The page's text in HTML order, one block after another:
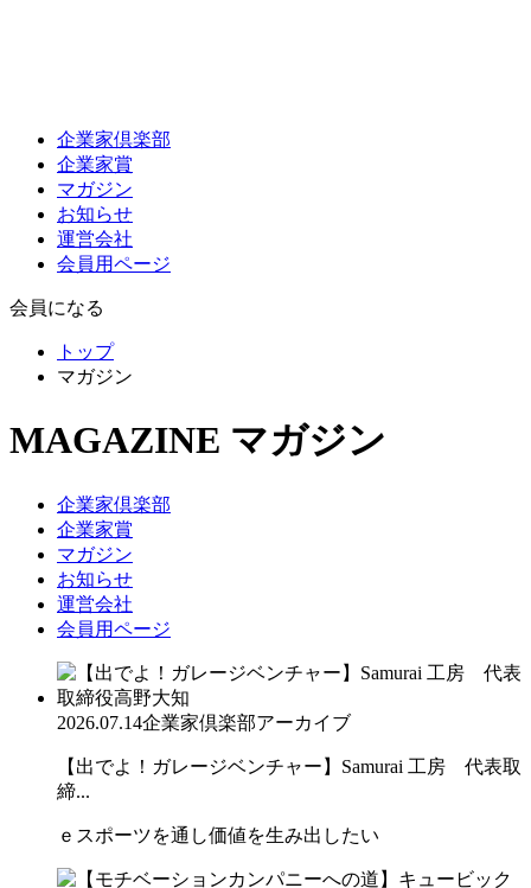
企業家倶楽部
企業家賞
マガジン
お知らせ
運営会社
会員用ページ
会員になる
トップ
マガジン
MAGAZINE マガジン
企業家倶楽部
企業家賞
マガジン
お知らせ
運営会社
会員用ページ
2026.07.14企業家倶楽部アーカイブ
【出でよ！ガレージベンチャー】Samurai 工房 代表取
締...
ｅスポーツを通し価値を生み出したい